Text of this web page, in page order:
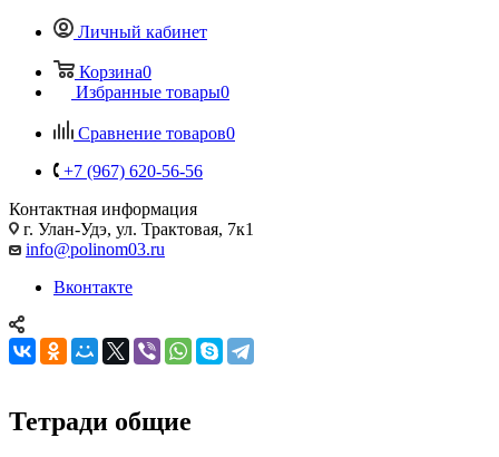
Личный кабинет
Корзина0
Избранные товары0
Сравнение товаров0
+7 (967) 620-56-56
Контактная информация
г. Улан-Удэ, ул. Трактовая, 7к1
info@polinom03.ru
Вконтакте
Тетради общие